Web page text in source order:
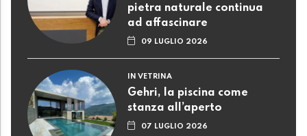
pietra naturale continua
ad affascinare
09 LUGLIO 2026
IN VETRINA
Gehri, la piscina come
stanza all’aperto
07 LUGLIO 2026